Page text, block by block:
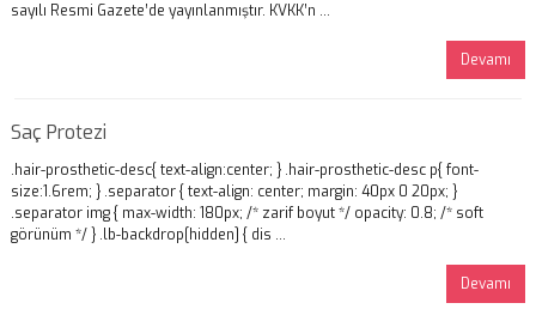
sayılı Resmi Gazete’de yayınlanmıştır. KVKK’n ...
Devamı
Saç Protezi
.hair-prosthetic-desc{ text-align:center; } .hair-prosthetic-desc p{ font-
size:1.6rem; } .separator { text-align: center; margin: 40px 0 20px; }
.separator img { max-width: 180px; /* zarif boyut */ opacity: 0.8; /* soft
görünüm */ } .lb-backdrop[hidden] { dis ...
Devamı